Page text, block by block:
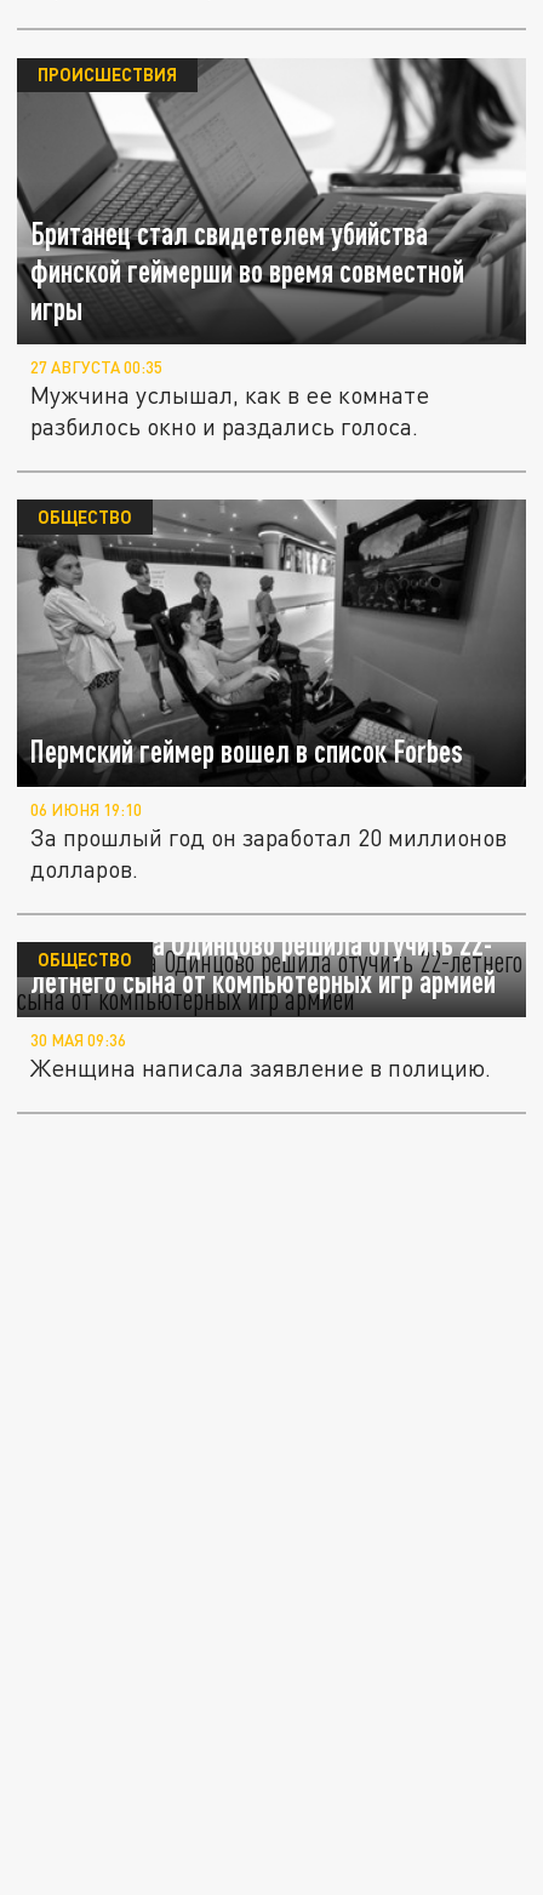
Британец стал свидетелем убийства
финской геймерши во время совместной
игры
ПРОИСШЕСТВИЯ
27 АВГУСТА 00:35
Мужчина услышал, как в ее комнате
разбилось окно и раздались голоса.
Пермский геймер вошел в список Forbes
ОБЩЕСТВО
06 ИЮНЯ 19:10
За прошлый год он заработал 20 миллионов
долларов.
Жительница Одинцово решила отучить 22-
летнего сына от компьютерных игр армией
ОБЩЕСТВО
30 МАЯ 09:36
Женщина написала заявление в полицию.